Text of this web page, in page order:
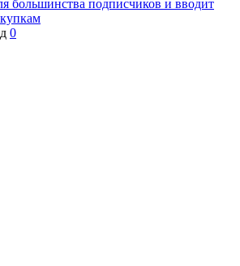
большинства подписчиков и вводит
0